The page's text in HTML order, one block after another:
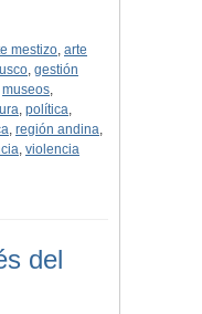
mestizo, arte
, gestión
museos,
, política,
, región andina,
, violencia
del